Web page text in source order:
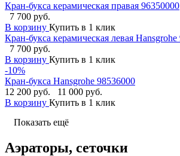
Кран-букса керамическая правая 96350000
7 700 руб.
В корзину Купить в 1 клик
Кран-букса керамическая левая
7 700 руб.
В корзину Купить в 1 клик
-10%
Кран-букса Hansgrohe 98536000
12 200 руб.
11 000 руб.
В корзину Купить в 1 клик
Показать ещё
Аэраторы, сеточки